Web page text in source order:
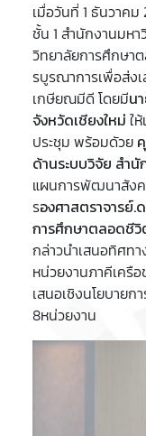
เมื่อวันที่ 1 ธันวาค
ชั้น 1 สำนักงานมหา
วิทยาลัยการศึกษา
รบูรณาการเพื่อส่ง
เกษียณมีดี โดยมีน
จังหวัดเชียงใหม่ ใ
ประชุม พร้อมดัวย
ด้านระบบวิจัย สำ
แผนการพัฒนาสังค
รองศาสตราจารย์.
การศึกษาตลอดชีวิ
กล่าวนำเสนอทิศท
หน่วยงานภาคีเครื
เสนอเชิงนโยบาย
8หน่วยงาน